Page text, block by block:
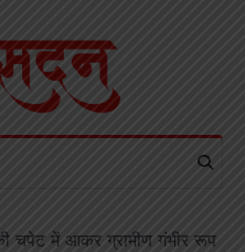
की चपेट में आकर ग्रामीण गंभीर रूप